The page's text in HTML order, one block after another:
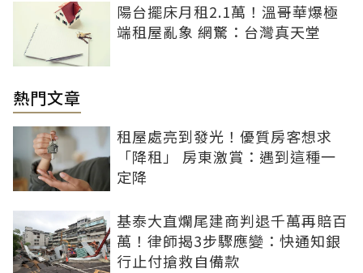
陽台擺床月租2.1萬！溫哥華爆極
端租屋亂象 網驚：台灣真天堂
熱門文章
租屋處亮到發光！優質房客想求
「降租」 房東激賞：遇到這種一
定降
基泰大直爛尾建商判退千萬再賠百
萬！律師揭3步驟應變：快通知銀
行止付搶救自備款